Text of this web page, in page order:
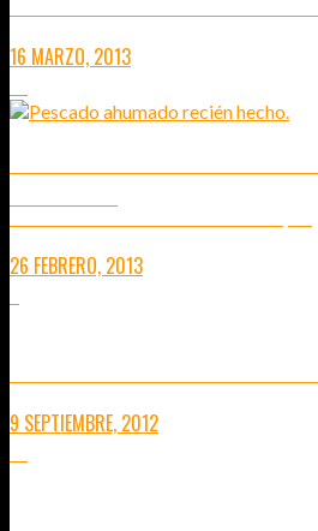
16 MARZO, 2013
26 FEBRERO, 2013
9 SEPTIEMBRE, 2012